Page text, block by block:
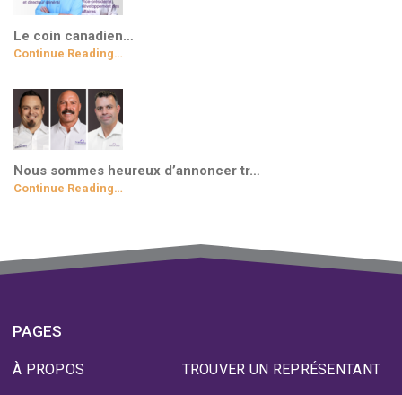
Le coin canadien…
Continue Reading…
Nous sommes heureux d’annoncer tr…
Continue Reading…
PAGES
À PROPOS TROUVER UN REPRÉSENTANT